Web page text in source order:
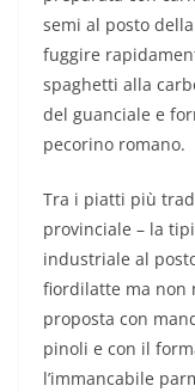
semi al posto
fuggire
spaghetti alla
del guanciale e
pecorino romano.
Tra i piatti più
provinciale – la
industriale al
fiordilatte ma non
proposta con
pinoli e con il
l’immancabile